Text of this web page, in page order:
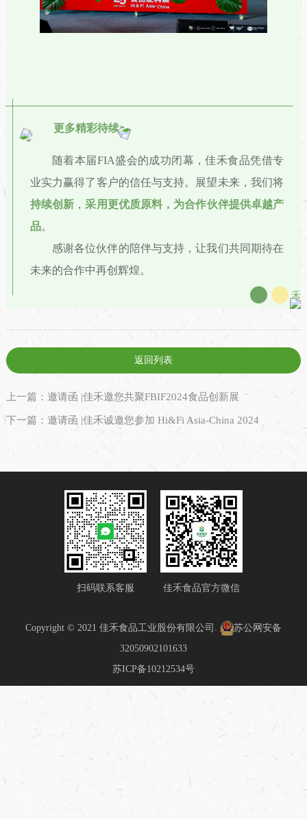
更多精彩待续
随着本届FIA盛会的成功闭幕，佳禾食品凭借专
业实力赢得了客户的信任与支持。展望未来，我们将
持续创新 ，采用更优质原料，为合作伙伴提供卓越产
品。
感谢各位伙伴的陪伴与支持，让我们共同期待在
未来的合作中再创辉煌。
佳 禾
返回列表
上一篇：邀请函 |佳禾邀您共聚FBIF2024食品创新展
下一篇：邀请函 |佳禾诚邀您参加 Hi&Fi Asia-China 2024
扫码联系客服 佳禾食品官方微信
Copyright © 2021 佳禾食品工业股份有限公司.
苏公网安备
32050902101633
苏ICP备10212534号